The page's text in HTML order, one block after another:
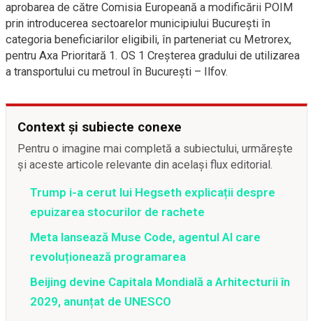
aprobarea de către Comisia Europeană a modificării POIM
prin introducerea sectoarelor municipiului București în
categoria beneficiarilor eligibili, în parteneriat cu Metrorex,
pentru Axa Prioritară 1. OS 1 Creșterea gradului de utilizarea
a transportului cu metroul în București – Ilfov.
Context și subiecte conexe
Pentru o imagine mai completă a subiectului, urmărește
și aceste articole relevante din același flux editorial.
Trump i-a cerut lui Hegseth explicații despre
epuizarea stocurilor de rachete
Meta lansează Muse Code, agentul AI care
revoluționează programarea
Beijing devine Capitala Mondială a Arhitecturii în
2029, anunțat de UNESCO